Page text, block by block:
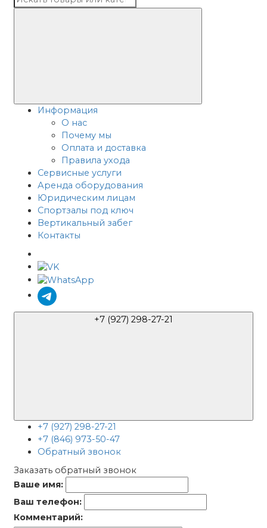
Информация
О нас
Почему мы
Оплата и доставка
Правила ухода
Сервисные услуги
Аренда оборудования
Юридическим лицам
Спортзалы под ключ
Вертикальный забег
Контакты
+7 (927) 298-27-21
+7 (846) 973-50-47
Обратный звонок
Заказать обратный звонок
Ваше имя:
Ваш телефон:
Комментарий: